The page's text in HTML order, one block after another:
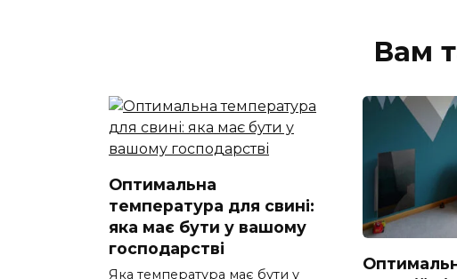
Вам
Оптимальна
температура для свині:
яка має бути у вашому
господарстві
Яка температура має бути у